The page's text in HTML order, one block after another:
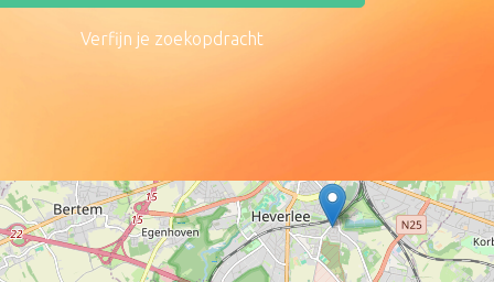
Verfijn je zoekopdracht